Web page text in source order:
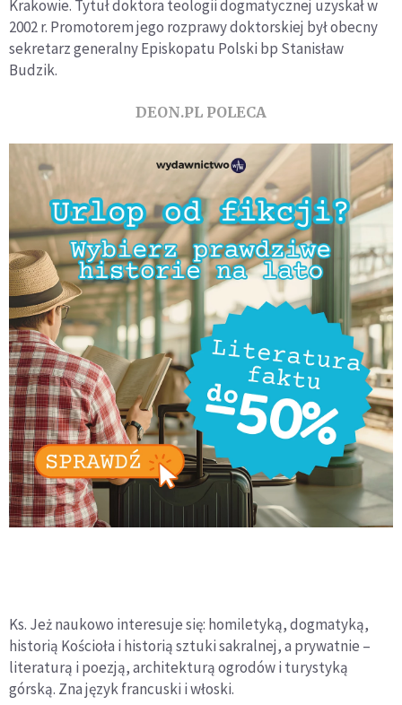
Krakowie. Tytuł doktora teologii dogmatycznej uzyskał w
2002 r. Promotorem jego rozprawy doktorskiej był obecny
sekretarz generalny Episkopatu Polski bp Stanisław
Budzik.
DEON.PL POLECA
Ks. Jeż naukowo interesuje się: homiletyką, dogmatyką,
historią Kościoła i historią sztuki sakralnej, a prywatnie –
literaturą i poezją, architekturą ogrodów i turystyką
górską. Zna język francuski i włoski.